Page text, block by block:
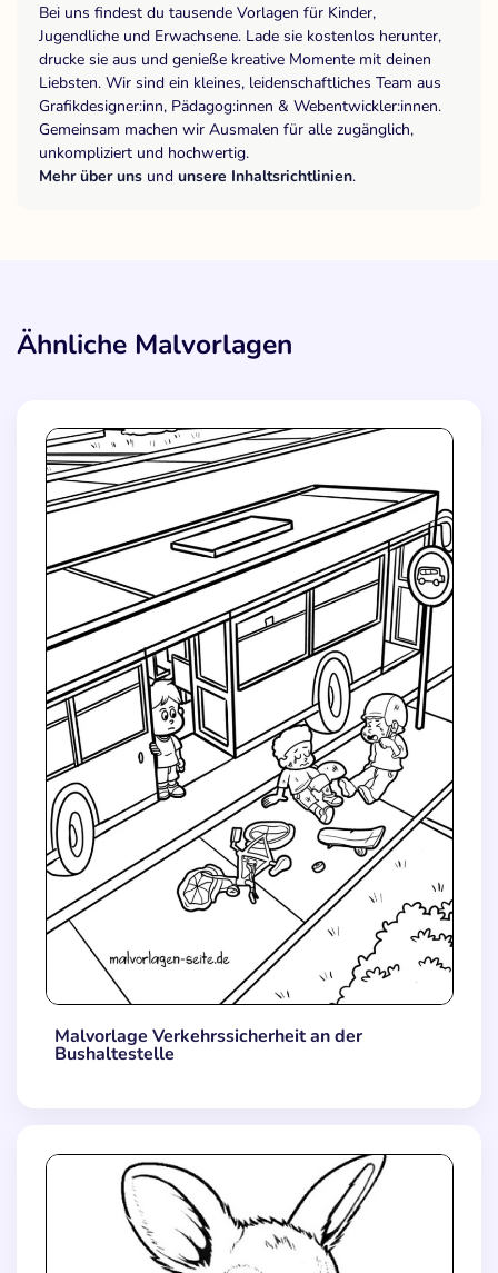
Bei uns findest du tausende Vorlagen für Kinder,
Jugendliche und Erwachsene. Lade sie kostenlos herunter,
drucke sie aus und genieße kreative Momente mit deinen
Liebsten. Wir sind ein kleines, leidenschaftliches Team aus
Grafikdesigner:inn, Pädagog:innen & Webentwickler:innen.
Gemeinsam machen wir Ausmalen für alle zugänglich,
unkompliziert und hochwertig.
Mehr über uns und unsere Inhaltsrichtlinien.
Ähnliche Malvorlagen
Malvorlage Verkehrssicherheit an der
Bushaltestelle